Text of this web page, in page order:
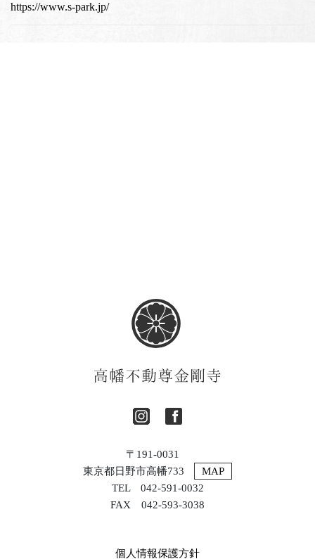
https://www.s-park.jp/
〒191-0031
東京都日野市高幡733
MAP
TEL 042-591-0032
FAX 042-593-3038
個人情報保護方針